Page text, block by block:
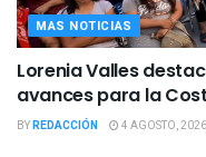
MAS NOTICIAS
Lorenia Valles
avances para la
BYREDACCIÓN 4 AGOSTO, 2026